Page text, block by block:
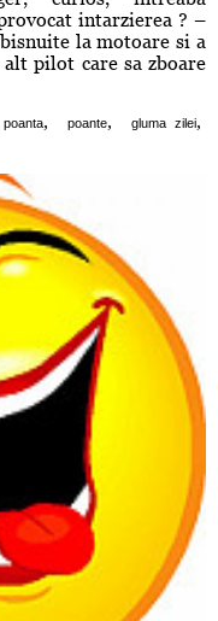
intarzierea ? –
la motoare si a
pilot care sa zboare
poanta, poante, gluma zilei,